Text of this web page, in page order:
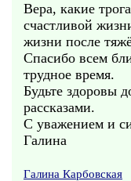
Вера, какие
счастливой
жизни после
Спасибо всем
трудное время.
Будьте здоровы
рассказами.
С уважением и
Галина
Галина Карбовская